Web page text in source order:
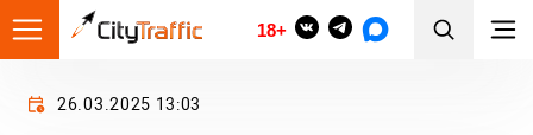
18+
26.03.2025 13:03